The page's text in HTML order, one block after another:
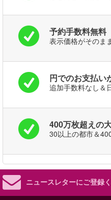
予約手数料無料
表示価格がそのま
円でのお支払い
追加手数料なし＆
400万枚超えの
30以上の都市＆
ニュースレターにご登録く